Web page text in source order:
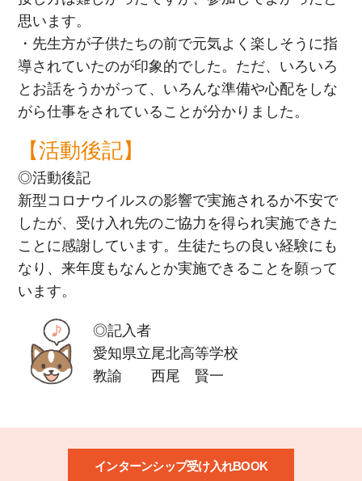
思います。
・先生方が子供たちの前で元気よく楽しそうに指
導されていたのが印象的でした。ただ、いろいろ
とお話をうかがって、いろんな準備や心配をしな
がら仕事をされていることが分かりました。
【活動後記】
◎活動後記
新型コロナウイルスの影響で実施されるか不安で
したが、受け入れ先のご協力を得られ実施できた
ことに感謝しています。生徒たちの良い経験にも
なり、来年度もなんとか実施できることを願って
います。
◎記入者
愛知県立尾北高等学校
教諭 西尾 賢一
インターンシップ受け入れBOOK